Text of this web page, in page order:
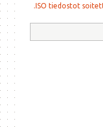
.ISO tiedostot